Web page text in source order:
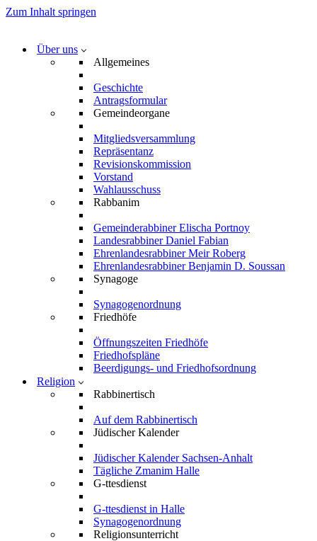
Zum Inhalt springen
Über uns
Allgemeines
Geschichte
Antragsformular
Gemeindeorgane
Mitgliedsversammlung
Repräsentanz
Revisionskommission
Vorstand
Wahlausschuss
Rabbanim
Gemeinderabbiner Elischa Portnoy
Landesrabbiner Daniel Fabian
Ehrenlandesrabbiner Meir Roberg
Ehrenlandesrabbiner Benjamin D. Soussan
Synagoge
Synagogenordnung
Friedhöfe
Öffnungszeiten Friedhöfe
Friedhofspläne
Beerdigungs- und Friedhofsordnung
Religion
Rabbinertisch
Auf dem Rabbinertisch
Jüdischer Kalender
Jüdischer Kalender Sachsen-Anhalt
Tägliche Zmanim Halle
G-ttesdienst
G-ttesdienst in Halle
Synagogenordnung
Religionsunterricht